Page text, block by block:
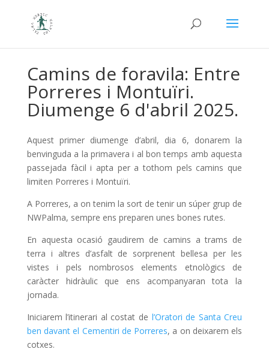
Camins de foravila: Entre
Porreres i Montuïri.
Diumenge 6 d'abril 2025.
Aquest primer diumenge d’abril, dia 6, donarem la
benvinguda a la primavera i al bon temps amb aquesta
passejada fàcil i apta per a tothom pels camins que
limiten Porreres i Montuïri.
A Porreres, a on tenim la sort de tenir un súper grup de
NWPalma, sempre ens preparen unes bones rutes.
En aquesta ocasió gaudirem de camins a trams de
terra i altres d’asfalt de sorprenent bellesa per les
vistes i pels nombrosos elements etnològics de
caràcter hidràulic que ens acompanyaran tota la
jornada.
Iniciarem l’itinerari al costat de l’Oratori de Santa Creu
ben davant el Cementiri de Porreres, a on deixarem els
cotxes.